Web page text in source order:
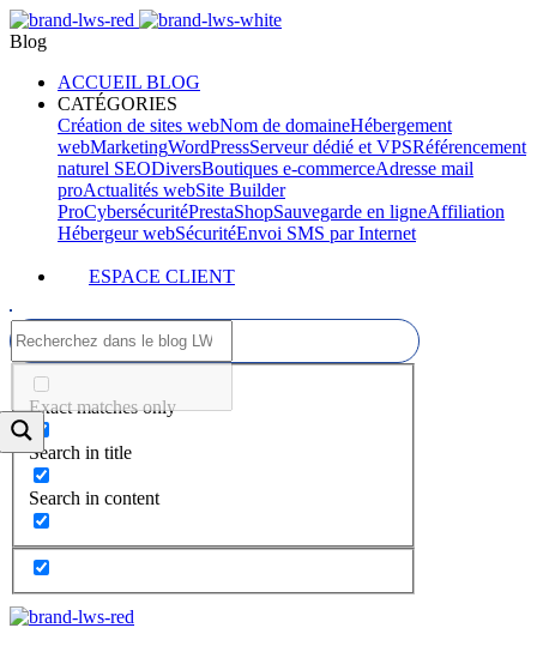
Blog
ACCUEIL BLOG
CATÉGORIES
Création de sites webNom de domaineHébergement
webMarketingWordPressServeur dédié et VPSRéférencement
naturel SEODiversBoutiques e-commerceAdresse mail
proActualités webSite Builder
ProCybersécuritéPrestaShopSauvegarde en ligneAffiliation
Hébergeur webSécuritéEnvoi SMS par Internet
ESPACE CLIENT
Exact matches only
Search in title
Search in content